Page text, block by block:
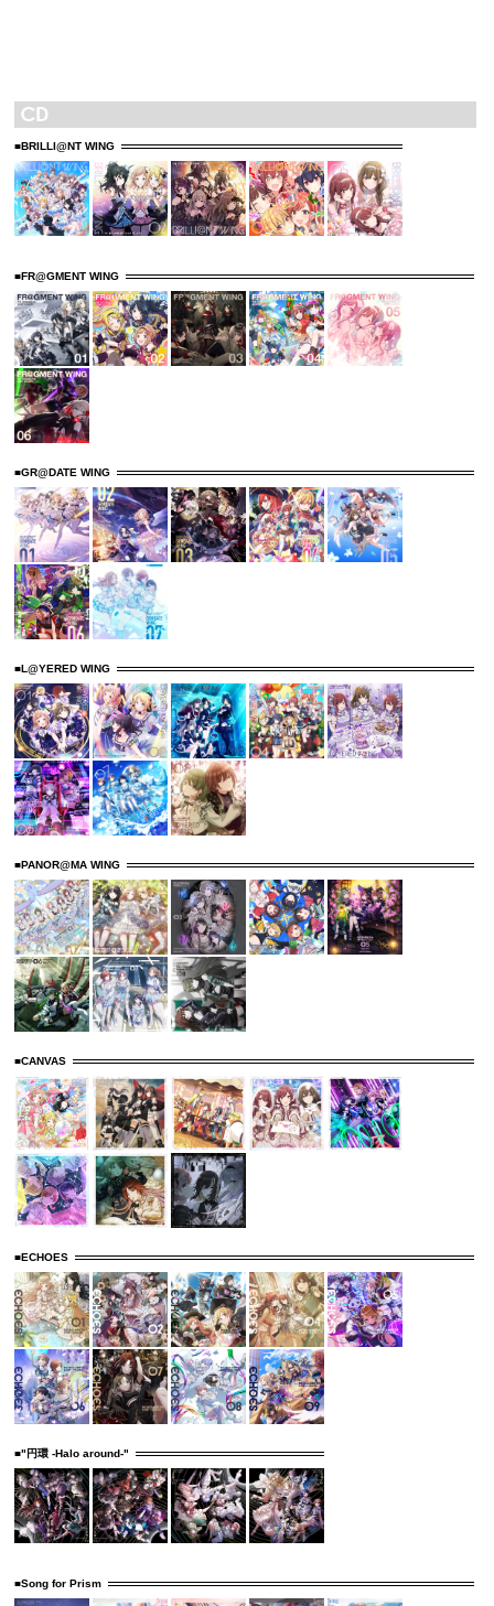
■BRILLI@NT WING
■FR@GMENT WING
■GR@DATE WING
■L@YERED WING
■PANOR@MA WING
■CANVAS
■ECHOES
■"円環 -Halo around-"
■Song for Prism